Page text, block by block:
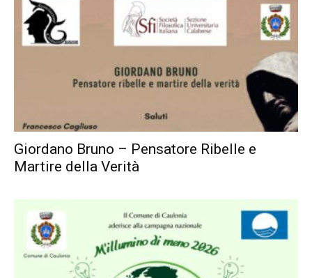
Giordano Bruno – Pensatore Ribelle e
Martire della Verità